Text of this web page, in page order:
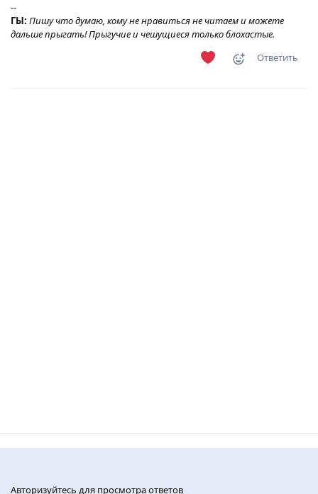
--
ГЫ: Пишу что думаю, кому не нравиться не читаем и можете
дальше прыгать! Прыгучие и чешущиеся только блохастые.
Ответить
Авторизуйтесь для просмотра ответов